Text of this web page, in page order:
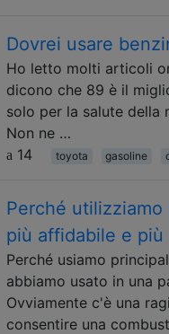
Dovrei usare
Ho letto molti articoli
dicono che 89 è il
solo per la salute della
Non ne …
14
toyota gasoline
Perché
più affidabile e più
Perché usiamo
abbiamo usato in una
Ovviamente c'è una
consentire una